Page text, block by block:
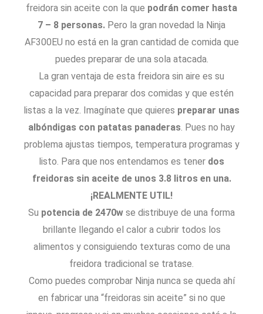
freidora sin aceite con la que podrán comer hasta
7 – 8 personas. Pero la gran novedad la Ninja
AF300EU no está en la gran cantidad de comida que
puedes preparar de una sola atacada.
La gran ventaja de esta freidora sin aire es su
capacidad para preparar dos comidas y que estén
listas a la vez. Imagínate que quieres preparar unas
albóndigas con patatas panaderas. Pues no hay
problema ajustas tiempos, temperatura programas y
listo. Para que nos entendamos es tener dos
freidoras sin aceite de unos 3.8 litros en una.
¡REALMENTE UTIL!
Su potencia de 2470w se distribuye de una forma
brillante llegando el calor a cubrir todos los
alimentos y consiguiendo texturas como de una
freidora tradicional se tratase.
Como puedes comprobar Ninja nunca se queda ahí
en fabricar una “freidoras sin aceite” si no que